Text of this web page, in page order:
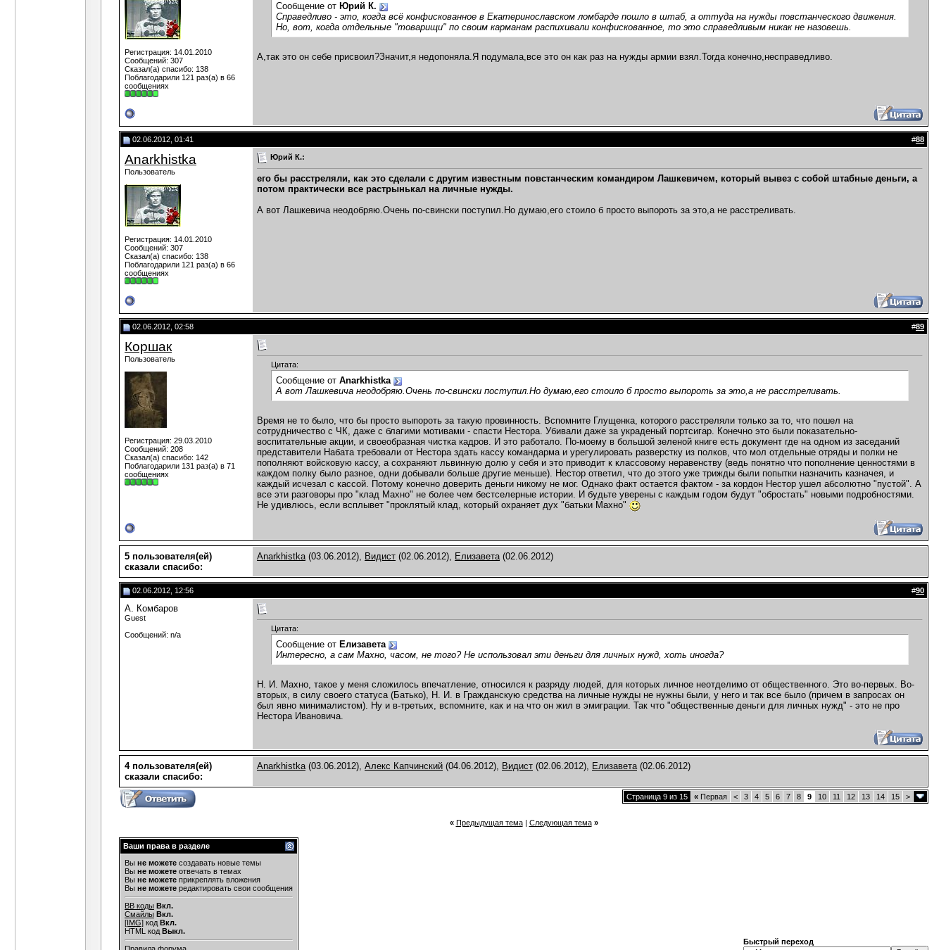
Регистрация: 14.01.2010
Сообщений: 307
Сказал(а) спасибо: 138
Поблагодарили 121 раз(а) в 66
сообщениях
Сообщение от Юрий К.
Справедливо - это, когда всё конфискованное в Екатеринославском ломбарде пошло в штаб, а оттуда на нужды повстанческого движения.
Но, вот, когда отдельные "товарищи" по своим карманам распихивали конфискованное, то это справедливым никак не назовешь.
А,так это он себе присвоил?Значит,я недопоняла.Я подумала,все это он как раз на нужды армии взял.Тогда конечно,несправедливо.
02.06.2012, 01:41 #88
Anarkhistka
Пользователь
Регистрация: 14.01.2010
Сообщений: 307
Сказал(а) спасибо: 138
Поблагодарили 121 раз(а) в 66
сообщениях
Юрий К.:
его бы расстреляли, как это сделали с другим известным повстанческим командиром Лашкевичем, который вывез с собой штабные деньги, а
потом практически все растрынькал на личные нужды.
А вот Лашкевича неодобряю.Очень по-свински поступил.Но думаю,его стоило б просто выпороть за это,а не расстреливать.
02.06.2012, 02:58 #89
Коршак
Пользователь
Регистрация: 29.03.2010
Сообщений: 208
Сказал(а) спасибо: 142
Поблагодарили 131 раз(а) в 71
сообщениях
Цитата:
Сообщение от Anarkhistka
А вот Лашкевича неодобряю.Очень по-свински поступил.Но думаю,его стоило б просто выпороть за это,а не расстреливать.
Время не то было, что бы просто выпороть за такую провинность. Вспомните Глущенка, которого расстреляли только за то, что пошел на
сотрудничество с ЧК, даже с благими мотивами - спасти Нестора. Убивали даже за украденый портсигар. Конечно это были показательно-
воспитательные акции, и своеобразная чистка кадров. И это работало. По-моему в большой зеленой книге есть документ где на одном из заседаний
представители Набата требовали от Нестора здать кассу командарма и урегулировать разверстку из полков, что мол отдельные отряды и полки не
пополняют войсковую кассу, а сохраняют львинную долю у себя и это приводит к классовому неравенству (ведь понятно что пополнение ценностями в
каждом полку было разное, одни добывали больше другие меньше). Нестор ответил, что до этого уже трижды были попытки назначить казначея, и
каждый исчезал с кассой. Потому конечно доверить деньги никому не мог. Однако факт остается фактом - за кордон Нестор ушел абсолютно "пустой". А
все эти разговоры про "клад Махно" не более чем бестселерные истории. И будьте уверены с каждым годом будут "обростать" новыми подробностями.
Не удивлюсь, если всплывет "проклятый клад, который охраняет дух "батьки Махно"
5 пользователя(ей)
сказали cпасибо:
Anarkhistka(03.06.2012), Видист (02.06.2012), Елизавета(02.06.2012)
02.06.2012, 12:56 #90
А. Комбаров
Guest
Сообщений: n/a
Цитата:
Сообщение от Елизавета
Интересно, а сам Махно, часом, не того? Не использовал эти деньги для личных нужд, хоть иногда?
Н. И. Махно, такое у меня сложилось впечатление, относился к разряду людей, для которых личное неотделимо от общественного. Это во-первых. Во-
вторых, в силу своего статуса (Батько), Н. И. в Гражданскую средства на личные нужды не нужны были, у него и так все было (причем в запросах он
был явно минималистом). Ну и в-третьих, вспомните, как и на что он жил в эмиграции. Так что "общественные деньги для личных нужд" - это не про
Нестора Ивановича.
4 пользователя(ей)
сказали cпасибо:
Anarkhistka(03.06.2012), Алекс Капчинский (04.06.2012), Видист (02.06.2012), Елизавета(02.06.2012)
Страница 9 из 15 « Первая < 3 4 5 6 7 8 9 10 11 12 13 14 15 >
« Предыдущая тема| Следующая тема »
Ваши права в разделе
Вы не можете создавать новые темы
Вы не можете отвечать в темах
Вы не можете прикреплять вложения
Вы не можете редактировать свои сообщения
BB коды Вкл.
Смайлы Вкл.
[IMG] код Вкл.
HTML код Выкл.
Быстрый переход